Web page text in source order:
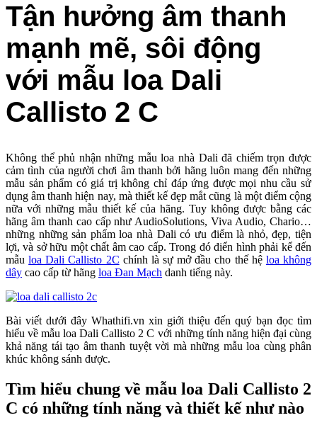
Tận hưởng âm thanh
mạnh mẽ, sôi động
với mẫu loa Dali
Callisto 2 C
Không thể phủ nhận những mẫu loa nhà Dali đã chiếm trọn được
cảm tình của người chơi âm thanh bởi hãng luôn mang đến những
mẫu sản phẩm có giá trị không chỉ đáp ứng được mọi nhu cầu sử
dụng âm thanh hiện nay, mà thiết kế đẹp mắt cũng là một điểm cộng
nữa với những mẫu thiết kế của hãng. Tuy không được bằng các
hãng âm thanh cao cấp như AudioSolutions, Viva Audio, Chario…
những những sản phẩm loa nhà Dali có ưu điểm là nhỏ, đẹp, tiện
lợi, và sở hữu một chất âm cao cấp. Trong đó điển hình phải kể đến
mẫuloa Dali Callisto 2C chính là sự mở đầu cho thế hệ loa không
dây cao cấp từ hãng loa Đan Mạch danh tiếng này.
Bài viết dưới đây Whathifi.vn xin giới thiệu đến quý bạn đọc tìm
hiểu về mẫu loa Dali Callisto 2 C với những tính năng hiện đại cùng
khả năng tái tạo âm thanh tuyệt vời mà những mẫu loa cùng phân
khúc không sánh được.
Tìm hiểu chung về mẫu loa Dali Callisto 2
C có những tính năng và thiết kế như nào